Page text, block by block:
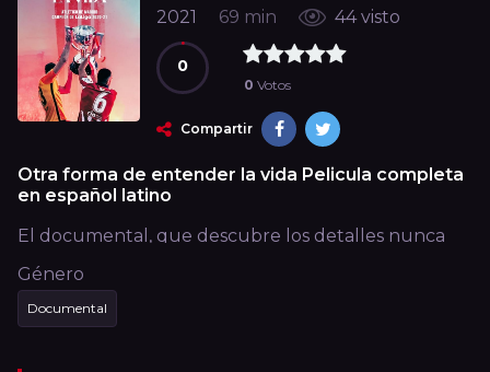
2021 69 min 44 visto
0
0 Votos
Compartir
Otra forma de entender la vida Pelicula completa
en español latino
El documental, que descubre los detalles nunca
vistos de la conquista del undécimo título liguero
de nuestra historia, está disponible en Prime Video
desde el 10 de septiembre
Género
Documental